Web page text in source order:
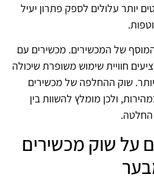
יותר עלולים לספק פתרון יעיל
של המכשירים. מכשירים עם
חוויית שימוש משופרת שיכולה
שוק ההחלפה של מכשירים
ולכן מומלץ להשוות בין
החלטה.
על שוק מכשירים